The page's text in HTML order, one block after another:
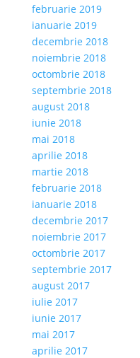
februarie 2019
ianuarie 2019
decembrie 2018
noiembrie 2018
octombrie 2018
septembrie 2018
august 2018
iunie 2018
mai 2018
aprilie 2018
martie 2018
februarie 2018
ianuarie 2018
decembrie 2017
noiembrie 2017
octombrie 2017
septembrie 2017
august 2017
iulie 2017
iunie 2017
mai 2017
aprilie 2017